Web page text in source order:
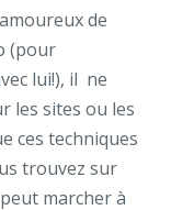
de
(pour
lui!), il ne
les sites ou les
ces techniques
trouvez sur
marcher à